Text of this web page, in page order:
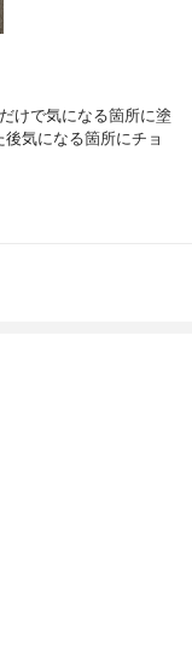
けで気になる箇所に塗
気になる箇所にチョ